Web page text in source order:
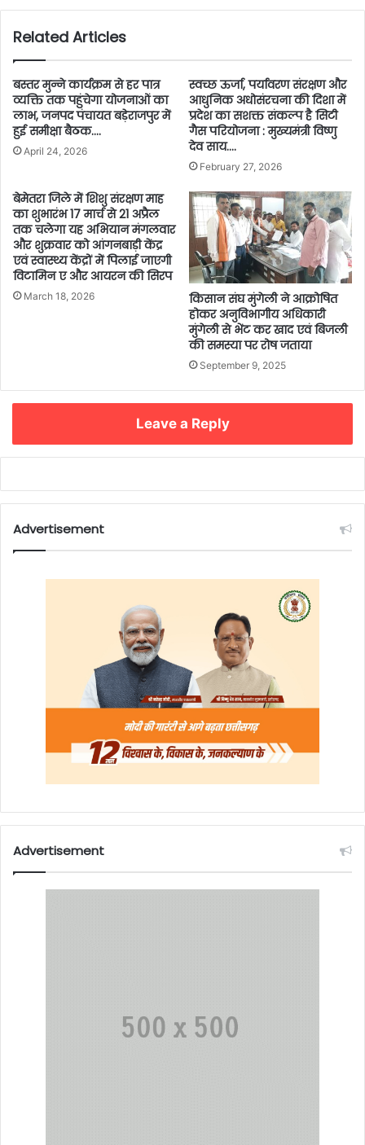
Related Articles
बस्तर मुन्ने कार्यक्रम से हर पात्र
व्यक्ति तक पहुंचेगा योजनाओं का
लाभ, जनपद पंचायत बड़ेराजपुर में
हुई समीक्षा बैठक….
April 24, 2026
स्वच्छ ऊर्जा, पर्यावरण संरक्षण और
आधुनिक अधोसंरचना की दिशा में
प्रदेश का सशक्त संकल्प है सिटी
गैस परियोजना : मुख्यमंत्री विष्णु
देव साय….
February 27, 2026
बेमेतरा जिले में शिशु संरक्षण माह
का शुभारंभ 17 मार्च से 21 अप्रैल
तक चलेगा यह अभियान मंगलवार
और शुक्रवार को आंगनबाड़ी केंद्र
एवं स्वास्थ्य केंद्रों में पिलाई जाएगी
विटामिन ए और आयरन की सिरप
March 18, 2026
किसान संघ मुंगेली ने आक्रोषित
होकर अनुविभागीय अधिकारी
मुंगेली से भेंट कर खाद एवं बिजली
की समस्या पर रोष जताया
September 9, 2025
Leave a Reply
Advertisement
Advertisement